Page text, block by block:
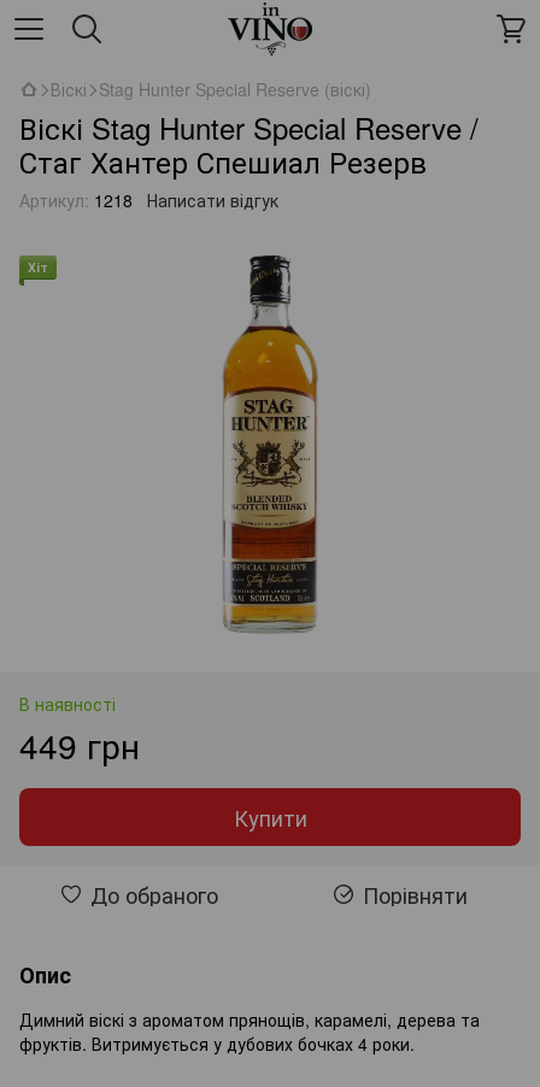
Віскі Stag Hunter Special Reserve (віскі)
Віскі Stag Hunter Special Reserve /
Стаг Хантер Спешиал Резерв
Артикул: 1218 Написати відгук
Хіт
В наявності
449 грн
Купити
До обраного Порівняти
Опис
Димний віскі з ароматом прянощів, карамелі, дерева та
фруктів. Витримується у дубових бочках 4 роки.